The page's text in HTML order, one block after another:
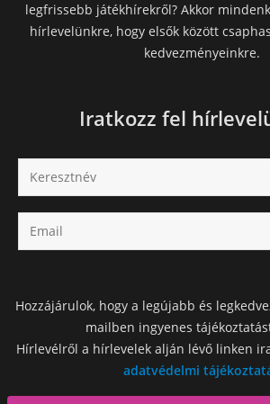
legfrissebb játékhírekről? Akkor
hírlevelünkre, hogy elsők között
kedvezményeinkre.
Iratkozz fel
Hozzájárulok, hogy a legújabb és
mailben ingyenes
Hírlevélről a hírlevelek alján lévő linken
adatvédelmi